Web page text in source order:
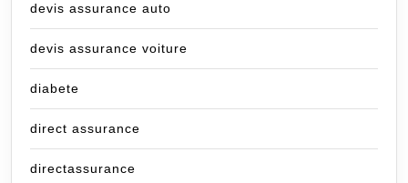
devis assurance auto
devis assurance voiture
diabete
direct assurance
directassurance